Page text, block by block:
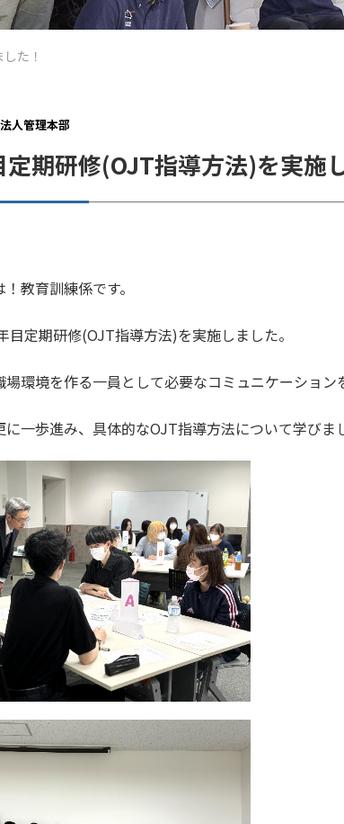
た！
法人管理本部
定期研修(OJT指導方法)を実施
教育訓練係です。
目定期研修(OJT指導方法)を実施しました。
場環境を作る一員として必要なコミュニケーション
に一歩進み、具体的なOJT指導方法について学びま